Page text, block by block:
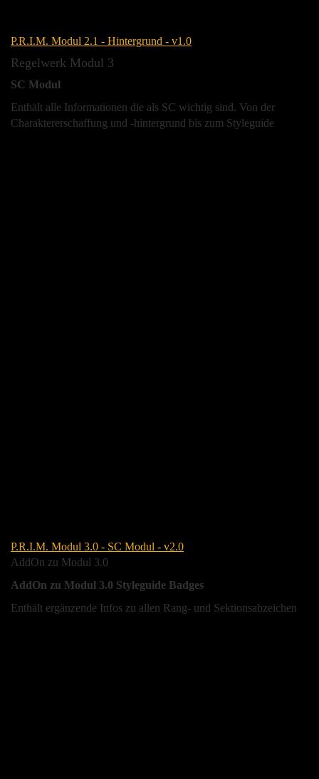
P.R.I.M. Modul 2.1 - Hintergrund - v1.0
Regelwerk Modul 3
SC Modul
Enthält alle Informationen die als SC wichtig sind. Von der
Charaktererschaffung und -hintergrund bis zum Styleguide
P.R.I.M. Modul 3.0 - SC Modul - v2.0
AddOn zu Modul 3.0
AddOn zu Modul 3.0 Styleguide Badges
Enthält ergänzende Infos zu allen Rang- und Sektionsabzeichen